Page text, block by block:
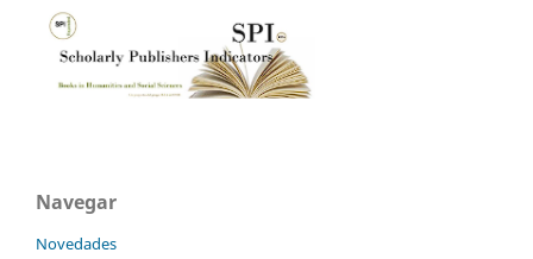
Navegar
Novedades